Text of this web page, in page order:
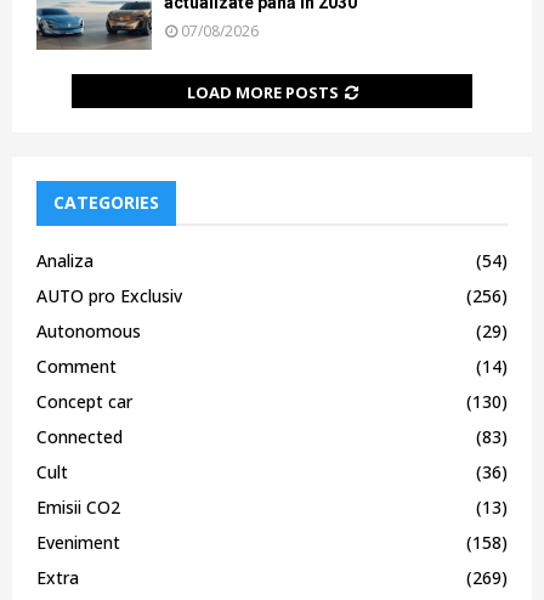
07/08/2026
LOAD MORE POSTS
CATEGORIES
Analiza
(54)
AUTO pro Exclusiv
(256)
Autonomous
(29)
Comment
(14)
Concept car
(130)
Connected
(83)
Cult
(36)
Emisii CO2
(13)
Eveniment
(158)
Extra
(269)